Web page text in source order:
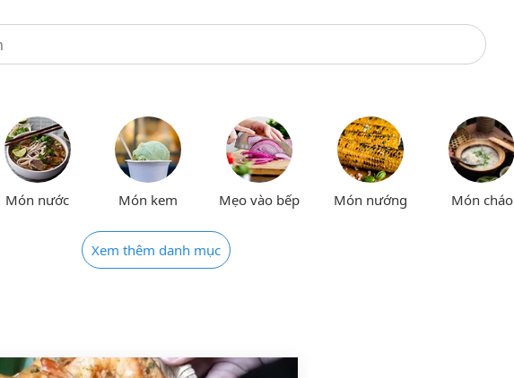
Món nước Món kem Mẹo vào bếp Món nướng Món cháo
Xem thêm danh mục